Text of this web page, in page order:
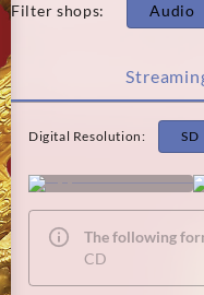
Filter shops: Audio
Digital Resolution: SD
The following
CD